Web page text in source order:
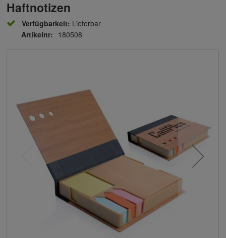
Haftnotizen
Verfügbarkeit: Lieferbar
Artikelnr: 180508